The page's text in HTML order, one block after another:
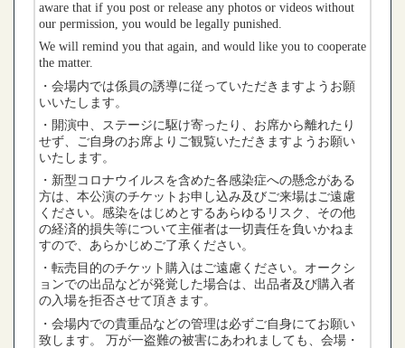
aware that if you post or release any photos or videos without
our permission, you would be legally punished.
We will remind you that again, and would like you to cooperate
the matter.
・会場内では係員の誘導に従っていただきますようお願
いいたします。
・開演中、ステージに駆け寄ったり、お席から離れたり
せず、ご自身のお席よりご観覧いただきますようお願い
いたします。
・新型コロナウイルスを含めた各感染症への懸念がある
方は、本公演のチケットお申し込み及びご来場はご遠慮
ください。感染をはじめとするあらゆるリスク、その他
の経済的損失等について主催者は一切責任を負いかねま
すので、あらかじめご了承ください。
・転売目的のチケット購入はご遠慮ください。オークシ
ョンでの出品などが発覚した場合は、出品者及び購入者
の入場を拒否させて頂きます。
・会場内での貴重品などの管理は必ずご自身にてお願い
致します。 万が一盗難の被害にあわれましても、会場・